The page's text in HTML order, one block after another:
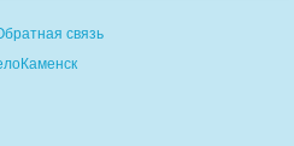
связь